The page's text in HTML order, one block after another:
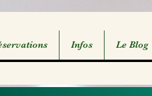
Infos Le Blog